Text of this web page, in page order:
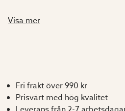
En slitstark och
för utomhuskuddar och dynor
största fördelen är dock
Visa mer
Fri frakt över 990 kr
Prisvärt med hög kvalitet